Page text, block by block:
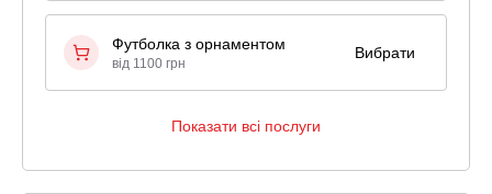
Футболка з орнаментом
від 1100 грн
Вибрати
Показати всі послуги